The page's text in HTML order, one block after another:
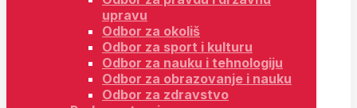
upravu
Odbor za okoliš
Odbor za sport i kulturu
Odbor za nauku i tehnologiju
Odbor za obrazovanje i nauku
Odbor za zdravstvo